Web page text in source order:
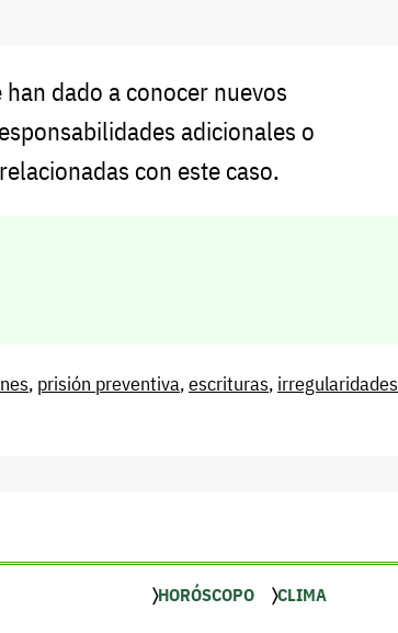
dado a conocer nuevos
adicionales o
con este caso.
, prisión preventiva,escrituras, irregularidades
HORÓSCOPO CLIMA